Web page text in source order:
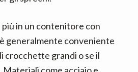
più in un contenitore con
generalmente conveniente
crocchette grandi o se il
Materiali come acciaio e